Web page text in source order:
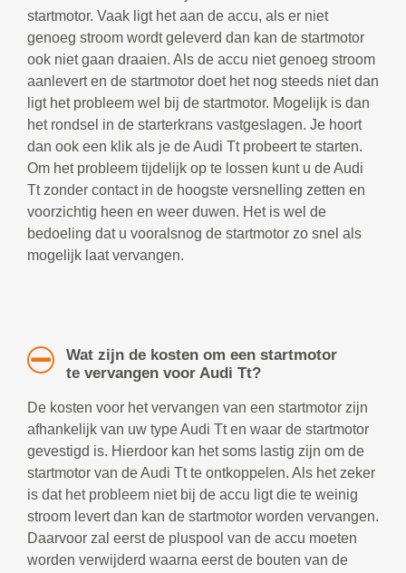
startmotor. Vaak ligt het aan de accu, als er niet
genoeg stroom wordt geleverd dan kan de startmotor
ook niet gaan draaien. Als de accu niet genoeg stroom
aanlevert en de startmotor doet het nog steeds niet dan
ligt het probleem wel bij de startmotor. Mogelijk is dan
het rondsel in de starterkrans vastgeslagen. Je hoort
dan ook een klik als je de Audi Tt probeert te starten.
Om het probleem tijdelijk op te lossen kunt u de Audi
Tt zonder contact in de hoogste versnelling zetten en
voorzichtig heen en weer duwen. Het is wel de
bedoeling dat u vooralsnog de startmotor zo snel als
mogelijk laat vervangen.
Wat zijn de kosten om een startmotor
te vervangen voor Audi Tt?
De kosten voor het vervangen van een startmotor zijn
afhankelijk van uw type Audi Tt en waar de startmotor
gevestigd is. Hierdoor kan het soms lastig zijn om de
startmotor van de Audi Tt te ontkoppelen. Als het zeker
is dat het probleem niet bij de accu ligt die te weinig
stroom levert dan kan de startmotor worden vervangen.
Daarvoor zal eerst de pluspool van de accu moeten
worden verwijderd waarna eerst de bouten van de